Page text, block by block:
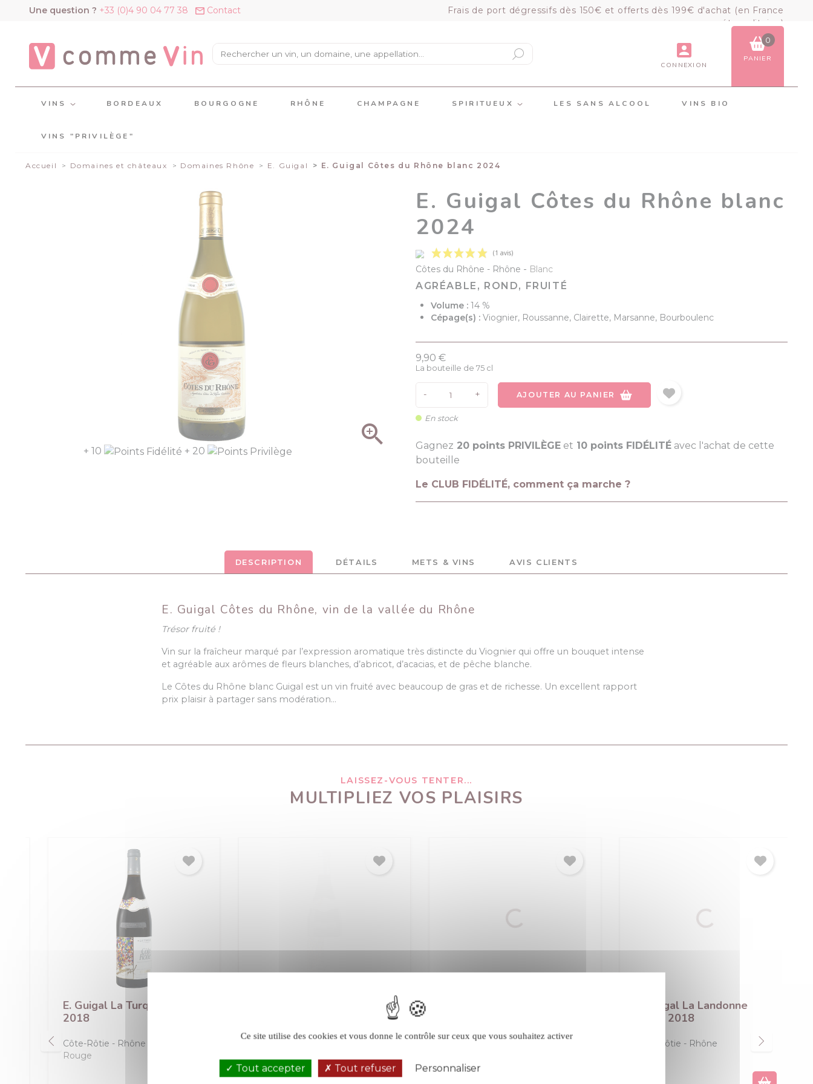
Une question ? +33 (0)4 90 04 77 38 Contact
Frais de port dégressifs dès 150€ et offerts dès 199€ d'achat (en France
métropolitaine)
CONNEXION
0
PANIER
VOIR LE PANIER COMMANDER
VINS BORDEAUX BOURGOGNE RHÔNE CHAMPAGNE SPIRITUEUX LES SANS ALCOOL VINS BIO
VINS "PRIVILÈGE"
Accueil Domaines et châteaux Domaines Rhône E. Guigal E. Guigal Côtes du Rhône blanc 2024
+ 10 + 20

E. Guigal Côtes du Rhône blanc
2024
Côtes du Rhône Rhône - Blanc
AGRÉABLE, ROND, FRUITÉ
Volume : 14 %
Cépage(s) : Viognier, Roussanne, Clairette, Marsanne, Bourboulenc
9,90 €
La bouteille de 75 cl
- + AJOUTER AU PANIER
En stock
Gagnez 20 points PRIVILÈGE et 10 points FIDÉLITÉ avec l'achat de cette
bouteille
Le CLUB FIDÉLITÉ, comment ça marche ?
DESCRIPTION DÉTAILS METS & VINS AVIS CLIENTS
E. Guigal Côtes du Rhône, vin de la vallée du Rhône
Trésor fruité !
Vin sur la fraîcheur marqué par l’expression aromatique très distincte du Viognier qui offre un bouquet intense
et agréable aux arômes de fleurs blanches, d’abricot, d’acacias, et de pêche blanche.
Le Côtes du Rhône blanc Guigal est un vin fruité avec beaucoup de gras et de richesse. Un excellent rapport
prix plaisir à partager sans modération…
LAISSEZ-VOUS TENTER...
MULTIPLIEZ VOS PLAISIRS
E. Guigal La Turque rouge
2021
Côte-Rôtie
Rhône
Rouge
Côte-Rôtie
E. Guigal La Mouline rouge
Côte-Rôtie
Rhône
Panneau de gestion des cookies
Ce site utilise des cookies et vous donne le contrôle sur ceux que vous souhaitez activer
Tout accepter Tout refuser Personnaliser